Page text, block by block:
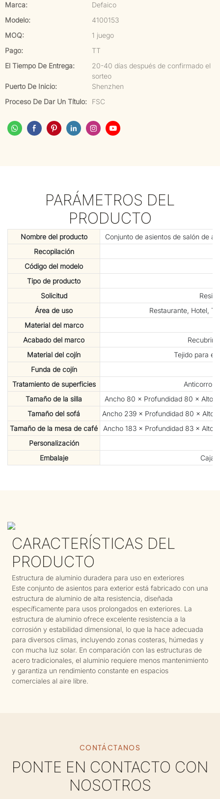
Marca:
Defaico
Modelo:
4100153
MOQ:
1 juego
Pago:
TT
El Tiempo De Entrega:
20-40 días después de confirmado el
sorteo
Puerto De Inicio:
Shenzhen
Proceso De Dar Un Título:
FSC
PARÁMETROS DEL
PRODUCTO
Nombre del producto
Conjunto de asientos de salón de
Recopilación
Código del modelo
Tipo de producto
Solicitud
Área de uso
Restaurante, Hotel,
Material del marco
Acabado del marco
Material del cojín
Tejido para
Funda de cojín
Tratamiento de superficies
Tamaño de la silla
Ancho 80 × Profundidad 80 × Alto
Tamaño del sofá
Ancho 239 × Profundidad 80 × Alto
Tamaño de la mesa de café
Ancho 183 × Profundidad 83 × Alto
Personalización
Embalaje
Caja
CARACTERÍSTICAS DEL
PRODUCTO
Estructura de aluminio duradera para uso en exteriores
Este conjunto de asientos para exterior está fabricado con una
estructura de aluminio de alta resistencia, diseñada
específicamente para usos prolongados en exteriores. La
estructura de aluminio ofrece excelente resistencia a la
corrosión y estabilidad dimensional, lo que la hace adecuada
para diversos climas, incluyendo zonas costeras, húmedas y
con mucha luz solar. En comparación con las estructuras de
acero tradicionales, el aluminio requiere menos mantenimiento
y garantiza un rendimiento constante en espacios
comerciales al aire libre.
CONTÁCTANOS
PONTE EN CONTACTO CON
NOSOTROS